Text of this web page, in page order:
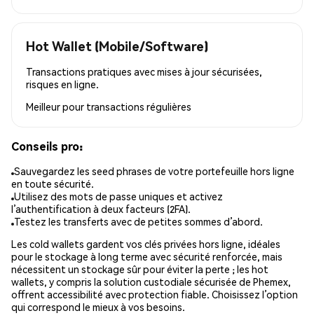
Hot Wallet (Mobile/Software)
Transactions pratiques avec mises à jour sécurisées,
risques en ligne.
Meilleur pour transactions régulières
Conseils pro:
Sauvegardez les seed phrases de votre portefeuille hors ligne
en toute sécurité.
Utilisez des mots de passe uniques et activez
l’authentification à deux facteurs (2FA).
Testez les transferts avec de petites sommes d’abord.
Les cold wallets gardent vos clés privées hors ligne, idéales
pour le stockage à long terme avec sécurité renforcée, mais
nécessitent un stockage sûr pour éviter la perte ; les hot
wallets, y compris la solution custodiale sécurisée de Phemex,
offrent accessibilité avec protection fiable. Choisissez l’option
qui correspond le mieux à vos besoins.